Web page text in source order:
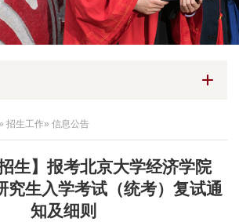
招生工作» 信息公告
生】报考北京大学经济学院
究生入学考试（统考）复试通
知及细则